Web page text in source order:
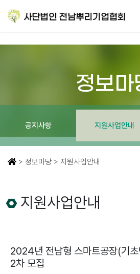
정보마
공지사항 지원사업안내
> 정보마당 > 지원사업안내
지원사업안내
2024년 전남형 스마트공장(기초
2차 모집